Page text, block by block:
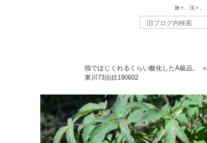
旅々、沈々。
指でほじくれるくらい酸化したA級品。
東川73泊目 190602
«